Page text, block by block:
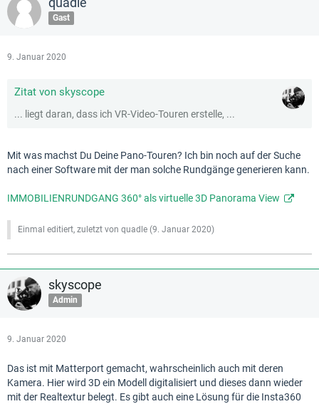
Gast
9. Januar 2020
Zitat von skyscope
... liegt daran, dass ich VR-Video-Touren erstelle, ...
Mit was machst Du Deine Pano-Touren? Ich bin noch auf der Suche
nach einer Software mit der man solche Rundgänge generieren kann.
IMMOBILIENRUNDGANG 360° als virtuelle 3D Panorama View
Einmal editiert, zuletzt von quadle (9. Januar 2020)
skyscope
Admin
9. Januar 2020
Das ist mit Matterport gemacht, wahrscheinlich auch mit deren
Kamera. Hier wird 3D ein Modell digitalisiert und dieses dann wieder
mit der Realtextur belegt. Es gibt auch eine Lösung für die Insta360